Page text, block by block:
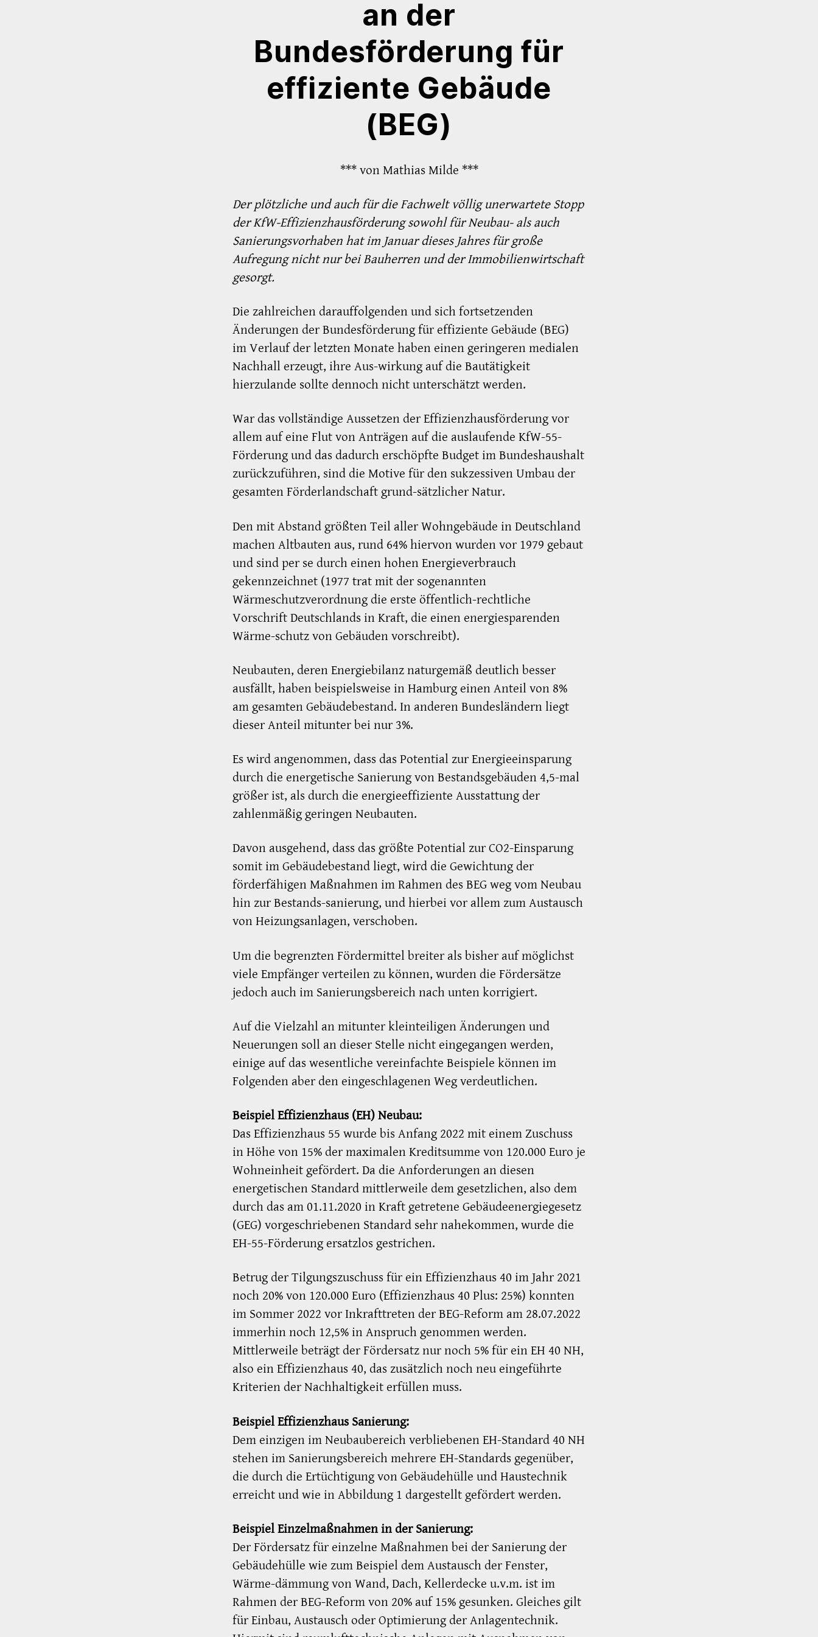
an der
Bundesförderung für
effiziente Gebäude
(BEG)
*** von Mathias Milde ***
Der plötzliche und auch für die Fachwelt völlig unerwartete Stopp
der KfW-Effizienzhausförderung sowohl für Neubau- als auch
Sanierungsvorhaben hat im Januar dieses Jahres für große
Aufregung nicht nur bei Bauherren und der Immobilienwirtschaft
gesorgt.
Die zahlreichen darauffolgenden und sich fortsetzenden
Änderungen der Bundesförderung für effiziente Gebäude (BEG)
im Verlauf der letzten Monate haben einen geringeren medialen
Nachhall erzeugt, ihre Aus-wirkung auf die Bautätigkeit
hierzulande sollte dennoch nicht unterschätzt werden.
War das vollständige Aussetzen der Effizienzhausförderung vor
allem auf eine Flut von Anträgen auf die auslaufende KfW-55-
Förderung und das dadurch erschöpfte Budget im Bundeshaushalt
zurückzuführen, sind die Motive für den sukzessiven Umbau der
gesamten Förderlandschaft grund-sätzlicher Natur.
Den mit Abstand größten Teil aller Wohngebäude in Deutschland
machen Altbauten aus, rund 64% hiervon wurden vor 1979 gebaut
und sind per se durch einen hohen Energieverbrauch
gekennzeichnet (1977 trat mit der sogenannten
Wärmeschutzverordnung die erste öffentlich-rechtliche
Vorschrift Deutschlands in Kraft, die einen energiesparenden
Wärme-schutz von Gebäuden vorschreibt).
Neubauten, deren Energiebilanz naturgemäß deutlich besser
ausfällt, haben beispielsweise in Hamburg einen Anteil von 8%
am gesamten Gebäudebestand. In anderen Bundesländern liegt
dieser Anteil mitunter bei nur 3%.
Es wird angenommen, dass das Potential zur Energieeinsparung
durch die energetische Sanierung von Bestandsgebäuden 4,5-mal
größer ist, als durch die energieeffiziente Ausstattung der
zahlenmäßig geringen Neubauten.
Davon ausgehend, dass das größte Potential zur CO2-Einsparung
somit im Gebäudebestand liegt, wird die Gewichtung der
förderfähigen Maßnahmen im Rahmen des BEG weg vom Neubau
hin zur Bestands-sanierung, und hierbei vor allem zum Austausch
von Heizungsanlagen, verschoben.
Um die begrenzten Fördermittel breiter als bisher auf möglichst
viele Empfänger verteilen zu können, wurden die Fördersätze
jedoch auch im Sanierungsbereich nach unten korrigiert.
Auf die Vielzahl an mitunter kleinteiligen Änderungen und
Neuerungen soll an dieser Stelle nicht eingegangen werden,
einige auf das wesentliche vereinfachte Beispiele können im
Folgenden aber den eingeschlagenen Weg verdeutlichen.
Beispiel Effizienzhaus (EH) Neubau:
Das Effizienzhaus 55 wurde bis Anfang 2022 mit einem Zuschuss
in Höhe von 15% der maximalen Kreditsumme von 120.000 Euro je
Wohneinheit gefördert. Da die Anforderungen an diesen
energetischen Standard mittlerweile dem gesetzlichen, also dem
durch das am 01.11.2020 in Kraft getretene Gebäudeenergiegesetz
(GEG) vorgeschriebenen Standard sehr nahekommen, wurde die
EH-55-Förderung ersatzlos gestrichen.
Betrug der Tilgungszuschuss für ein Effizienzhaus 40 im Jahr 2021
noch 20% von 120.000 Euro (Effizienzhaus 40 Plus: 25%) konnten
im Sommer 2022 vor Inkrafttreten der BEG-Reform am 28.07.2022
immerhin noch 12,5% in Anspruch genommen werden.
Mittlerweile beträgt der Fördersatz nur noch 5% für ein EH 40 NH,
also ein Effizienzhaus 40, das zusätzlich noch neu eingeführte
Kriterien der Nachhaltigkeit erfüllen muss.
Beispiel Effizienzhaus Sanierung:
Dem einzigen im Neubaubereich verbliebenen EH-Standard 40 NH
stehen im Sanierungsbereich mehrere EH-Standards gegenüber,
die durch die Ertüchtigung von Gebäudehülle und Haustechnik
erreicht und wie in Abbildung 1 dargestellt gefördert werden.
Beispiel Einzelmaßnahmen in der Sanierung:
Der Fördersatz für einzelne Maßnahmen bei der Sanierung der
Gebäudehülle wie zum Beispiel dem Austausch der Fenster,
Wärme-dämmung von Wand, Dach, Kellerdecke u.v.m. ist im
Rahmen der BEG-Reform von 20% auf 15% gesunken. Gleiches gilt
für Einbau, Austausch oder Optimierung der Anlagentechnik.